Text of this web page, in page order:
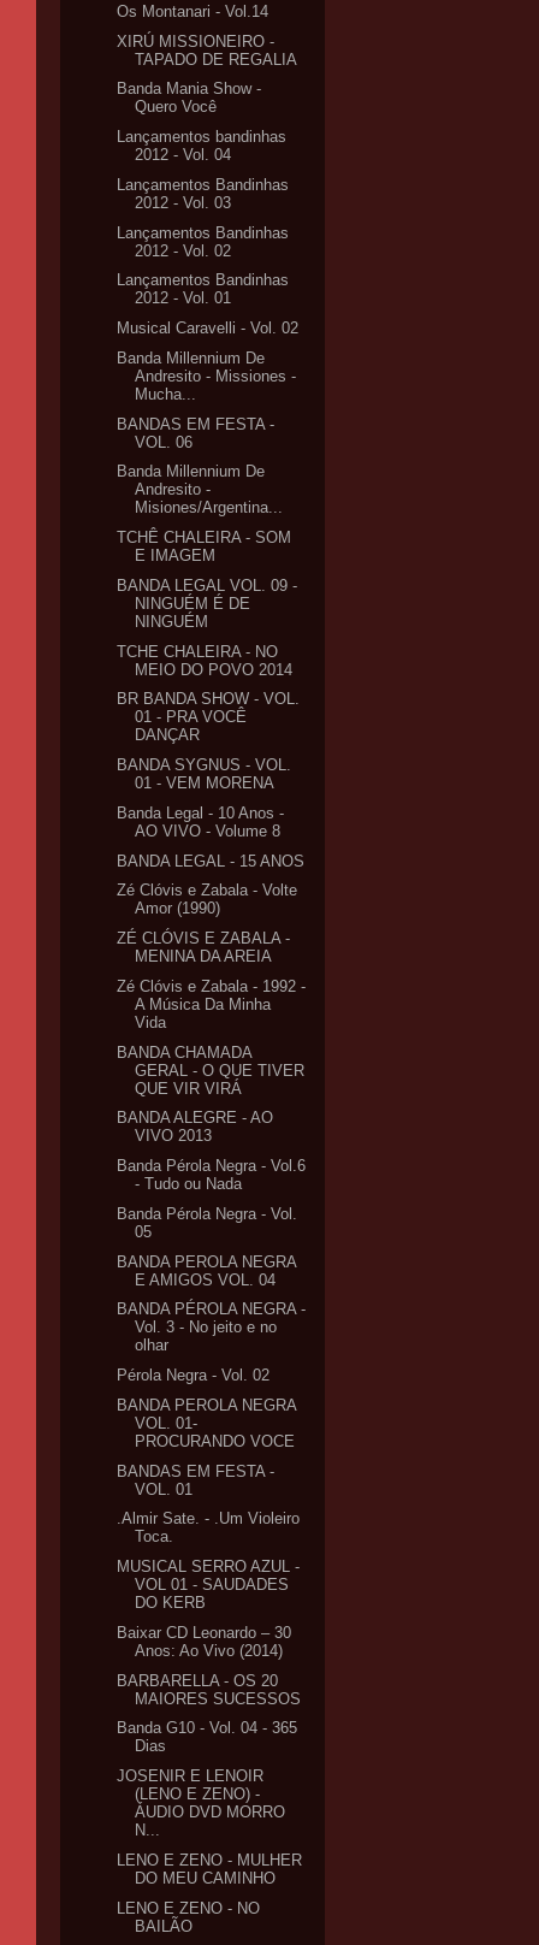
Os Montanari - Vol.14
XIRÚ MISSIONEIRO -
TAPADO DE REGALIA
Banda Mania Show -
Quero Você
Lançamentos bandinhas
2012 - Vol. 04
Lançamentos Bandinhas
2012 - Vol. 03
Lançamentos Bandinhas
2012 - Vol. 02
Lançamentos Bandinhas
2012 - Vol. 01
Musical Caravelli - Vol. 02
Banda Millennium De
Andresito - Missiones -
Mucha...
BANDAS EM FESTA -
VOL. 06
Banda Millennium De
Andresito -
Misiones/Argentina...
TCHÊ CHALEIRA - SOM
E IMAGEM
BANDA LEGAL VOL. 09 -
NINGUÉM É DE
NINGUÉM
TCHE CHALEIRA - NO
MEIO DO POVO 2014
BR BANDA SHOW - VOL.
01 - PRA VOCÊ
DANÇAR
BANDA SYGNUS - VOL.
01 - VEM MORENA
Banda Legal - 10 Anos -
AO VIVO - Volume 8
BANDA LEGAL - 15 ANOS
Zé Clóvis e Zabala - Volte
Amor (1990)
ZÉ CLÓVIS E ZABALA -
MENINA DA AREIA
Zé Clóvis e Zabala - 1992 -
A Música Da Minha
Vida
BANDA CHAMADA
GERAL - O QUE TIVER
QUE VIR VIRÁ
BANDA ALEGRE - AO
VIVO 2013
Banda Pérola Negra - Vol.6
- Tudo ou Nada
Banda Pérola Negra - Vol.
05
BANDA PEROLA NEGRA
E AMIGOS VOL. 04
BANDA PÉROLA NEGRA -
Vol. 3 - No jeito e no
olhar
Pérola Negra - Vol. 02
BANDA PEROLA NEGRA
VOL. 01-
PROCURANDO VOCE
BANDAS EM FESTA -
VOL. 01
.Almir Sate. - .Um Violeiro
Toca.
MUSICAL SERRO AZUL -
VOL 01 - SAUDADES
DO KERB
Baixar CD Leonardo – 30
Anos: Ao Vivo (2014)
BARBARELLA - OS 20
MAIORES SUCESSOS
Banda G10 - Vol. 04 - 365
Dias
JOSENIR E LENOIR
(LENO E ZENO) -
ÁUDIO DVD MORRO
N...
LENO E ZENO - MULHER
DO MEU CAMINHO
LENO E ZENO - NO
BAILÃO